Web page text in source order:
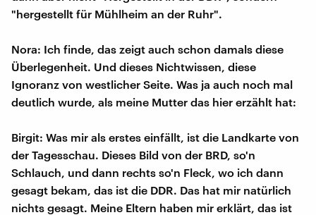
"hergestellt für Mühlheim an der Ruhr".
Nora: Ich finde, das zeigt auch schon damals diese
Überlegenheit. Und dieses Nichtwissen, diese
Ignoranz von westlicher Seite. Was ja auch noch mal
deutlich wurde, als meine Mutter das hier erzählt hat:
Birgit: Was mir als erstes einfällt, ist die Landkarte von
der Tagesschau. Dieses Bild von der BRD, so'n
Schlauch, und dann rechts so'n Fleck, wo ich dann
gesagt bekam, das ist die DDR. Das hat mir natürlich
nichts gesagt. Meine Eltern haben mir erklärt, das ist